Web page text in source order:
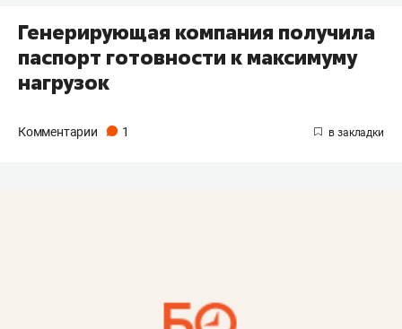
Генерирующая компания получила
паспорт готовности к максимуму
нагрузок
Комментарии 1